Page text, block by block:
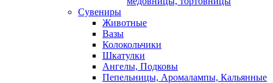
Сувениры
Животные
Вазы
Колокольчики
Шкатулки
Ангелы, Подковы
Пепельницы, Аромалампы, Кальянные